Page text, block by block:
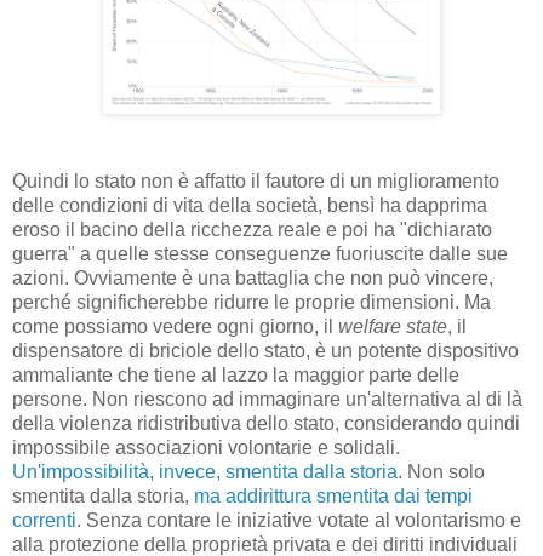
Quindi lo stato non è affatto il fautore di un miglioramento
delle condizioni di vita della società, bensì ha dapprima
eroso il bacino della ricchezza reale e poi ha "dichiarato
guerra" a quelle stesse conseguenze fuoriuscite dalle sue
azioni. Ovviamente è una battaglia che non può vincere,
perché significherebbe ridurre le proprie dimensioni. Ma
come possiamo vedere ogni giorno, il welfare state, il
dispensatore di briciole dello stato, è un potente dispositivo
ammaliante che tiene al lazzo la maggior parte delle
persone. Non riescono ad immaginare un'alternativa al di là
della violenza ridistributiva dello stato, considerando quindi
impossibile associazioni volontarie e solidali.
Un'impossibilità, invece, smentita dalla storia. Non solo
smentita dalla storia, ma addirittura smentita dai tempi
correnti. Senza contare le iniziative votate al volontarismo e
alla protezione della proprietà privata e dei diritti individuali